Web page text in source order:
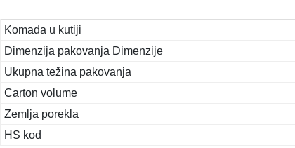
Komada u kutiji
Dimenzija pakovanja Dimenzije
Ukupna težina pakovanja
Carton volume
Zemlja porekla
HS kod